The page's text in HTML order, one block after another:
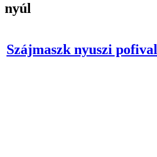
nyúl
Szájmaszk nyuszi pofival